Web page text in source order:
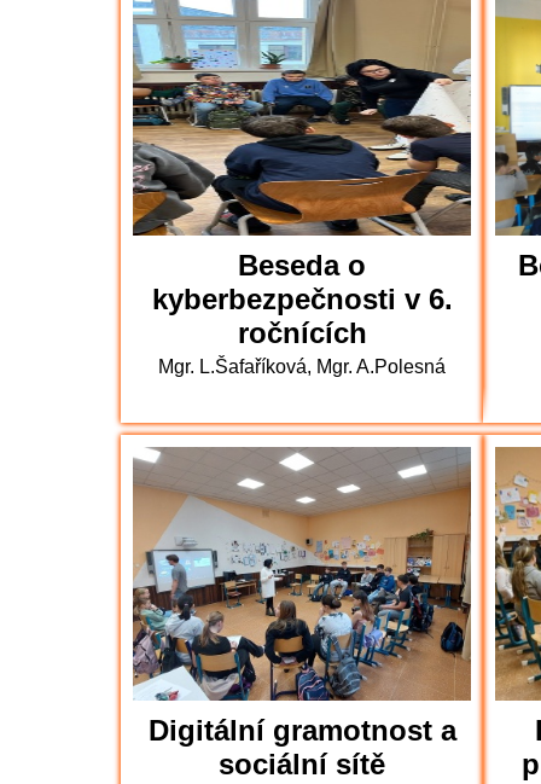
Beseda o
kyberbezpečnosti v 6.
ročnících
Mgr. L.Šafaříková, Mgr. A.Polesná
Digitální gramotnost a
sociální sítě